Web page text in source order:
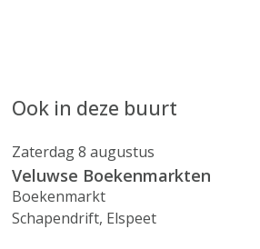
Ook in deze buurt
Zaterdag 8 augustus
Veluwse Boekenmarkten
Boekenmarkt
Schapendrift, Elspeet